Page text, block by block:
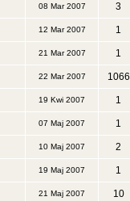
08 Mar 2007 3
12 Mar 2007 1
21 Mar 2007 1
22 Mar 2007 1066
19 Kwi 2007 1
07 Maj 2007 1
10 Maj 2007 2
19 Maj 2007 1
21 Maj 2007 10